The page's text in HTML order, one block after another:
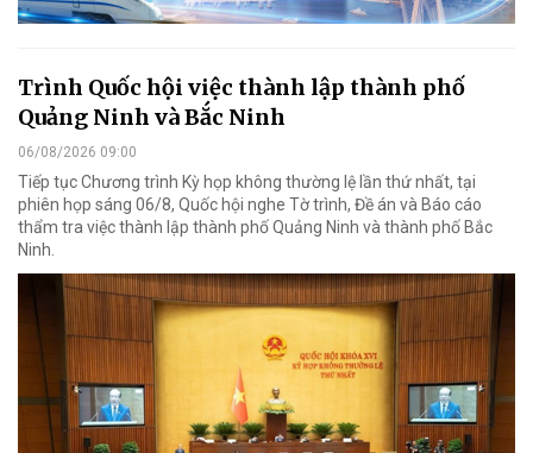
Trình Quốc hội việc thành lập thành phố
Quảng Ninh và Bắc Ninh
06/08/2026 09:00
Tiếp tục Chương trình Kỳ họp không thường lệ lần thứ nhất, tại
phiên họp sáng 06/8, Quốc hội nghe Tờ trình, Đề án và Báo cáo
thẩm tra việc thành lập thành phố Quảng Ninh và thành phố Bắc
Ninh.